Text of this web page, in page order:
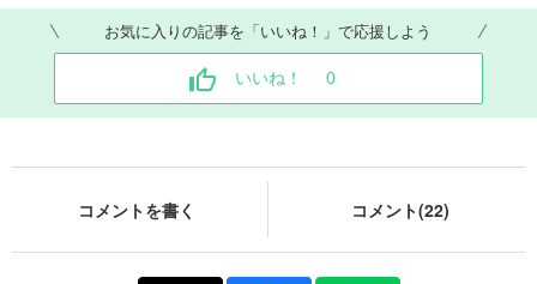
お気に入りの記事を「いいね！」で応援しよう
いいね！ 0
コメントを書く コメント(22)